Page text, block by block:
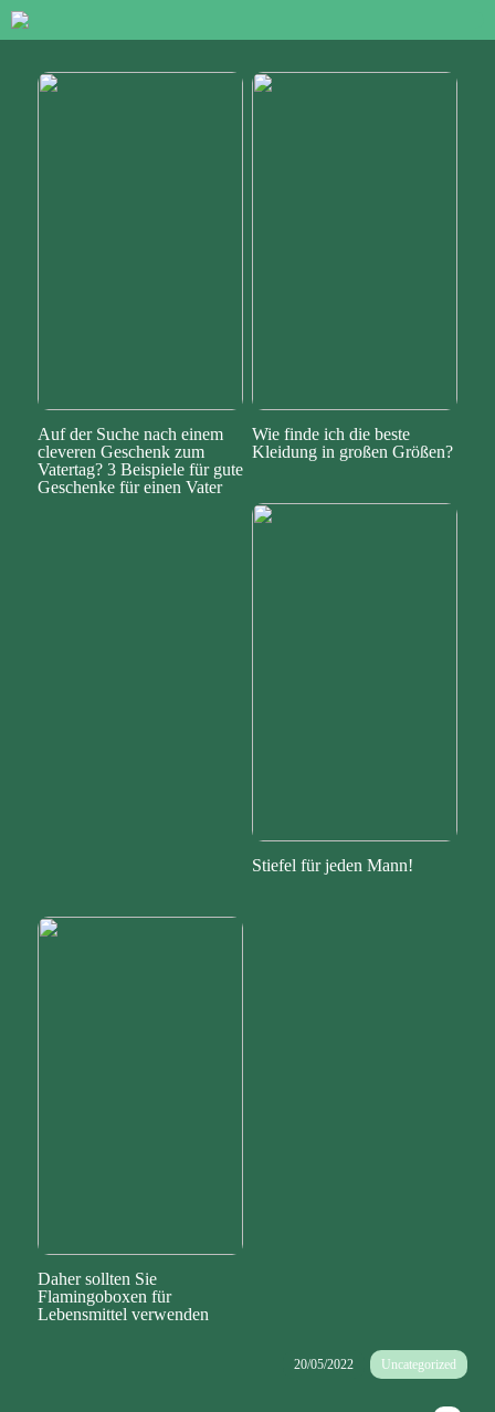
Auf der Suche nach einem
cleveren Geschenk zum
Vatertag? 3 Beispiele für gute
Geschenke für einen Vater
Wie finde ich die beste
Kleidung in großen Größen?
Stiefel für jeden Mann!
Daher sollten Sie
Flamingoboxen für
Lebensmittel verwenden
20/05/2022 Uncategorized